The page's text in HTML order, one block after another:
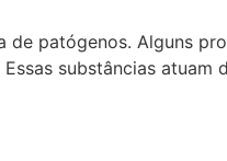
de patógenos. Alguns
substâncias atuam